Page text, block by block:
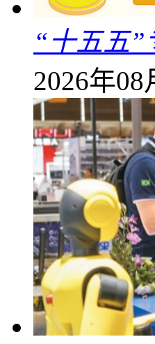
“十五五
2026年08